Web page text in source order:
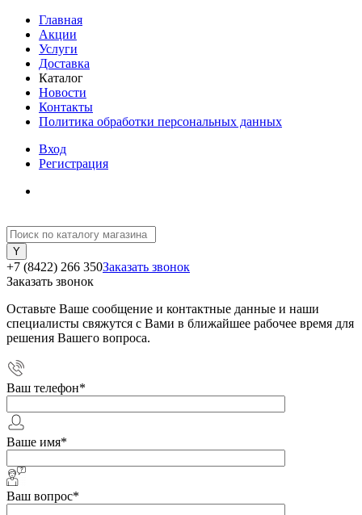
Главная
Акции
Услуги
Доставка
Каталог
Новости
Контакты
Политика обработки персональных данных
Вход
Регистрация
+7 (8422) 266 350Заказать звонок
Заказать звонок
Оставьте Ваше сообщение и контактные данные и наши
специалисты свяжутся с Вами в ближайшее рабочее время для
решения Вашего вопроса.
Ваш телефон*
Ваше имя*
Ваш вопрос*